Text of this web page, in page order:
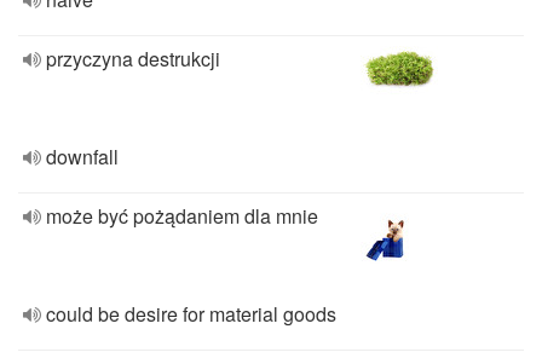
przyczyna destrukcji
downfall
może być pożądaniem dla mnie
could be desire for material goods